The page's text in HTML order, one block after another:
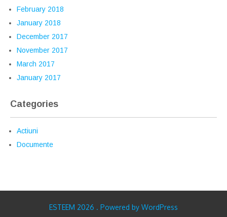
February 2018
January 2018
December 2017
November 2017
March 2017
January 2017
Categories
Actiuni
Documente
ESTEEM 2026 . Powered by WordPress